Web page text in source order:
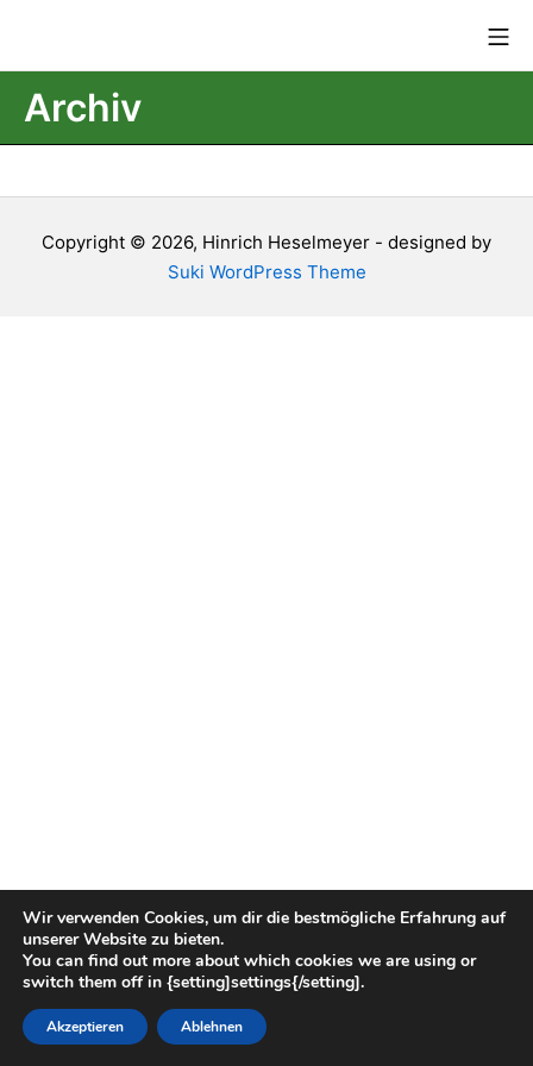
springen
Archiv
Copyright © 2026, Hinrich Heselmeyer - designed by
Suki WordPress Theme
Wir verwenden Cookies, um dir die bestmögliche Erfahrung auf
unserer Website zu bieten.
You can find out more about which cookies we are using or
switch them off in {setting]settings{/setting].
Akzeptieren Ablehnen